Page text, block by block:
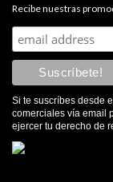
Recibe nuestras
Si te suscríbes desde
comerciales vía email
ejercer tu derecho de